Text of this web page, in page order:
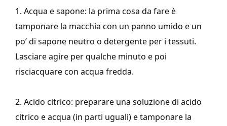
1. Acqua e sapone: la prima cosa da fare è
tamponare la macchia con un panno umido e un
po’ di sapone neutro o detergente per i tessuti.
Lasciare agire per qualche minuto e poi
risciacquare con acqua fredda.
2. Acido citrico: preparare una soluzione di acido
citrico e acqua (in parti uguali) e tamponare la